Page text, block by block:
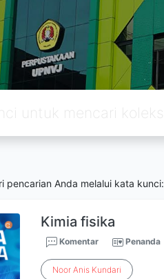
pencarian Anda melalui kata kunci:
Kimia fisika
Komentar Penanda
Noor Anis Kundari